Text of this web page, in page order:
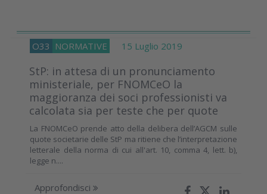
O33 NORMATIVE 15 Luglio 2019
StP: in attesa di un pronunciamento
ministeriale, per FNOMCeO la
maggioranza dei soci professionisti va
calcolata sia per teste che per quote
La FNOMCeO prende atto della delibera dell’AGCM sulle
quote societarie delle StP ma ritiene che l’interpretazione
letterale della norma di cui all'art. 10, comma 4, lett. b),
legge n....
Approfondisci